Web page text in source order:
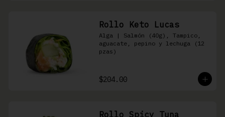
Rollo Keto Lucas
Alga | Salmón (40g), Tampico,
aguacate, pepino y lechuga (12
pzas)
$204.00
Rollo Spicy Tuna